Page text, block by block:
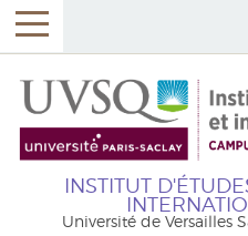
INSTITUT
Université de Versailles